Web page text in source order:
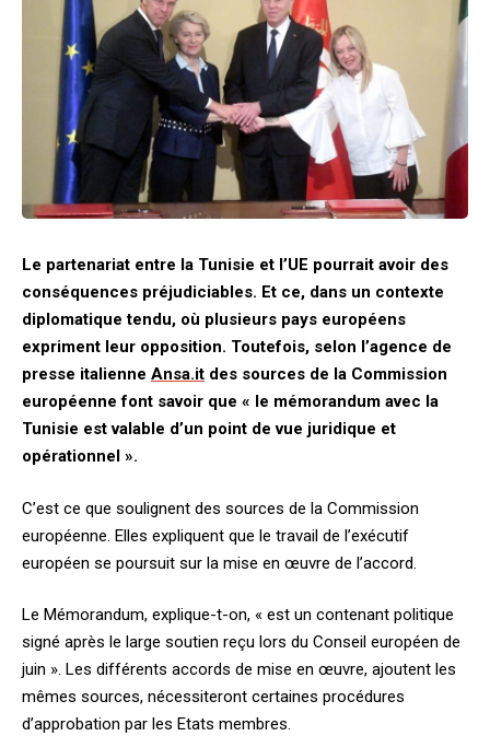
Le partenariat entre la Tunisie et l’UE pourrait avoir des
conséquences préjudiciables. Et ce, dans un contexte
diplomatique tendu, où plusieurs pays européens
expriment leur opposition. Toutefois, selon l’agence de
presse italienne Ansa.it des sources de la Commission
européenne font savoir que « le mémorandum avec la
Tunisie est valable d’un point de vue juridique et
opérationnel ».
C’est ce que soulignent des sources de la Commission
européenne. Elles expliquent que le travail de l’exécutif
européen se poursuit sur la mise en œuvre de l’accord.
Le Mémorandum, explique-t-on, « est un contenant politique
signé après le large soutien reçu lors du Conseil européen de
juin ». Les différents accords de mise en œuvre, ajoutent les
mêmes sources, nécessiteront certaines procédures
d’approbation par les Etats membres.